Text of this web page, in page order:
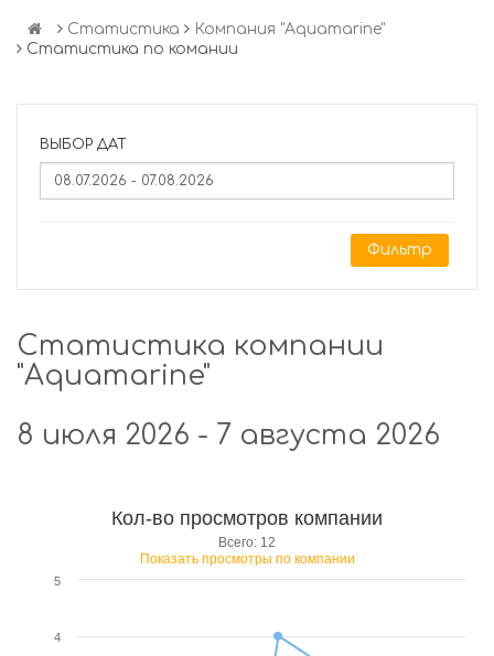
Статистика
Компания "Аquamarine"
Статистика по комании
ВЫБОР ДАТ
Фильтр
Статистика компании
"Аquamarine"
8 июля 2026 - 7 августа 2026
Кол-во просмотров компании
Всего: 12
Показать просмотры по компании
4
5